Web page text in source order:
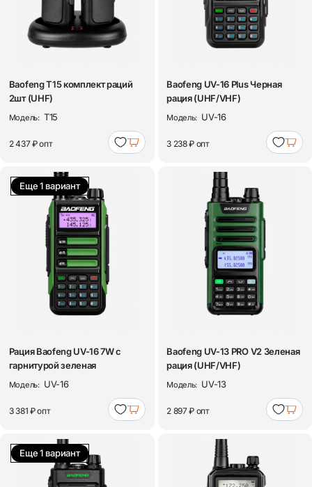
Baofeng T15 комплект раций
2шт (UHF)
Модель: T15
2 437 ₽опт
Baofeng UV-16 Plus Черная
рация (UHF/VHF)
Модель: UV-16
3 238 ₽ опт
Еще 1 вариант
Рация Baofeng UV-16 7W с
гарнитурой зеленая
Модель: UV-16
3 381 ₽опт
Baofeng UV-13 PRO V2 Зеленая
рация (UHF/VHF)
Модель: UV-13
2 897 ₽ опт
Еще 1 вариант